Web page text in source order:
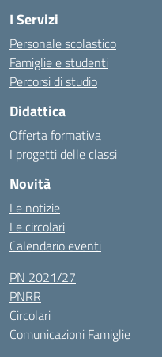
I Servizi
Personale scolastico
Famiglie e studenti
Percorsi di studio
Didattica
Offerta formativa
I progetti delle classi
Novità
Le notizie
Le circolari
Calendario eventi
PN 2021/27
PNRR
Circolari
Comunicazioni Famiglie